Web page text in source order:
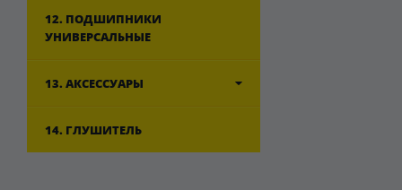
12. ПОДШИПНИКИ
УНИВЕРСАЛЬНЫЕ
13. АКСЕССУАРЫ
14. ГЛУШИТЕЛЬ